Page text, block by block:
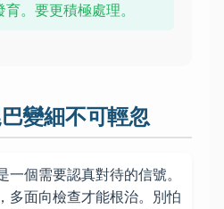
。要更積極處理。
變細不可輕忽
個需要認真對待的信號。
多面向檢查才能根治。別怕